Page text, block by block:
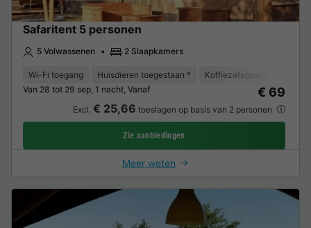
Safaritent 5 personen
5 Volwassenen 2 Slaapkamers
Wi-Fi toegang Huisdieren toegestaan * Koffiezetapparaat
Van 28 tot 29 sep, 1 nacht, Vanaf
€ 69
Excl. € 25,66 toeslagen op basis van 2 personen
Zie aanbiedingen
Meer weten